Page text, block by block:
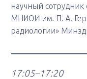
научный сотрудник
МНИОИ им. П. А.
радиологии»
17:05–17:20